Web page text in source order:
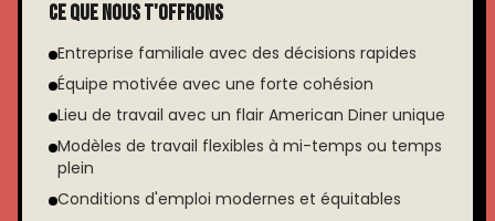
Ce que nous t'offrons
Entreprise familiale avec des décisions rapides
Équipe motivée avec une forte cohésion
Lieu de travail avec un flair American Diner unique
Modèles de travail flexibles à mi-temps ou temps
plein
Conditions d'emploi modernes et équitables